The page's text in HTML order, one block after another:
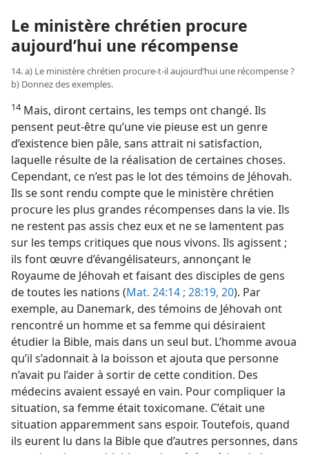
Le ministère chrétien procure
aujourd’hui une récompense
14. a) Le ministère chrétien procure-​t-​il aujourd’hui une récompense ?
b) Donnez des exemples.
14Mais, diront certains, les temps ont changé. Ils
pensent peut-être qu’une vie pieuse est un genre
d’existence bien pâle, sans attrait ni satisfaction,
laquelle résulte de la réalisation de certaines choses.
Cependant, ce n’est pas le lot des témoins de Jéhovah.
Ils se sont rendu compte que le ministère chrétien
procure les plus grandes récompenses dans la vie. Ils
ne restent pas assis chez eux et ne se lamentent pas
sur les temps critiques que nous vivons. Ils agissent ;
ils font œuvre d’évangélisateurs, annonçant le
Royaume de Jéhovah et faisant des disciples de gens
de toutes les nations (Mat. 24:14 ; 28:19, 20). Par
exemple, au Danemark, des témoins de Jéhovah ont
rencontré un homme et sa femme qui désiraient
étudier la Bible, mais dans un seul but. L’homme avoua
qu’il s’adonnait à la boisson et ajouta que personne
n’avait pu l’aider à sortir de cette condition. Des
médecins avaient essayé en vain. Pour compliquer la
situation, sa femme était toxicomane. C’était une
situation apparemment sans espoir. Toutefois, quand
ils eurent lu dans la Bible que d’autres personnes, dans